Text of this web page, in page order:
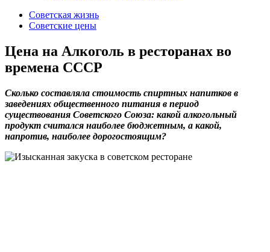
Советская жизнь
Советские цены
Цена на Алкоголь в ресторанах во
времена СССР
Сколько составляла стоимость спиртных напитков в
заведениях общественного питания в период
существования Советского Союза: какой алкогольный
продукт считался наиболее бюджетным, а какой,
напротив, наиболее дорогостоящим?